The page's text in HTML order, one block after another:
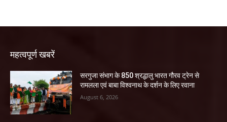
महत्वपूर्ण खबरें
सरगुजा संभाग के 850 श्रद्धालु भारत गौरव ट्रेन से
रामलला एवं बाबा विश्वनाथ के दर्शन के लिए रवाना
August 6, 2026